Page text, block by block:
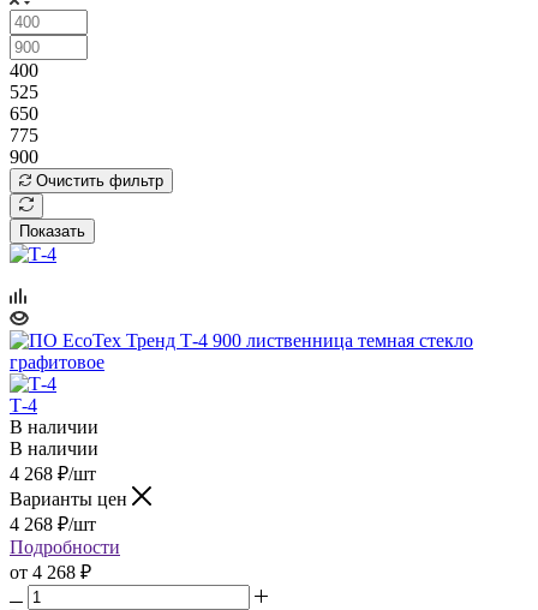
400
525
650
775
900
Очистить фильтр
Показать
Т-4
В наличии
В наличии
4 268 ₽/шт
Варианты цен
4 268 ₽/шт
Подробности
от 4 268 ₽